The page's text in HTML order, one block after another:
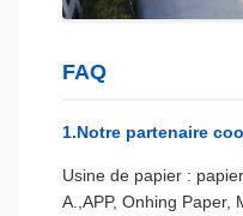
FAQ
1.Notre partenaire
Usine de papier :
A. ,APP, Onhing Paper,